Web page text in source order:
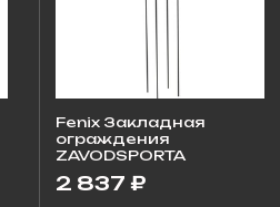
Fenix Закладная
ограждения
ZAVODSPORTA
2 837 ₽